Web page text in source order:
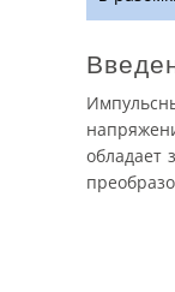
обладает